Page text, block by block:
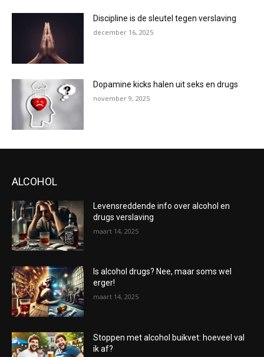
Discipline is de sleutel tegen verslaving
december 16, 2025
Dopamine kicks halen uit seks en drugs
november 9, 2025
ALCOHOL
Levensreddende info over alcohol en
drugs verslaving
maart 14, 2025
Is alcohol drugs? Nee, maar soms wel
erger!
maart 14, 2025
Stoppen met alcohol buikvet: hoeveel val
ik af?